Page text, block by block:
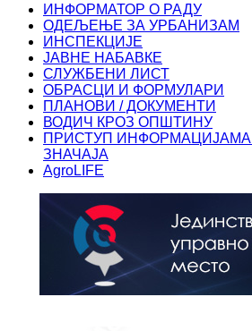
ИНФОРМАТОР О РАДУ
ОДЕЉЕЊЕ ЗА УРБАНИЗАМ
ИНСПЕКЦИЈЕ
ЈАВНЕ НАБАВКЕ
СЛУЖБЕНИ ЛИСТ
ОБРАСЦИ И ФОРМУЛАРИ
ПЛАНОВИ / ДОКУМЕНТИ
ВОДИЧ КРОЗ ОПШТИНУ
ПРИСТУП ИНФОРМАЦИЈАМА
ЗНАЧАЈА
AgroLIFE